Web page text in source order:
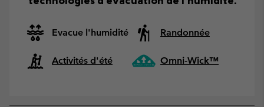
Evacue l'humidité Randonnée
Activités d'été Omni-Wick™